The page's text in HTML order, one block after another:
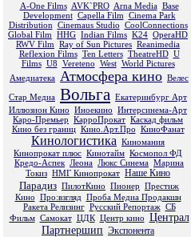
2 июля 2026
Мементо
13 августа 2026
Влюбись в меня, если
осмелишься
A-One Films AVK`PRO Arna Media Base
Development Capella Film Cinema Park
Distribution Cinemaus Studio CoolConnections
Global Film HHG Indian Films K24 OperaHD
RWV Film Ray of Sun Pictures Reanimedia
Reflexion Films Ten Letters TheatreHD U
Films U8 Vereteno West World Pictures
Амедиатека Атмосфера кино Велес
Стар Медиа Вольга Екатеринбург Арт
Иллюзион Кино Иноекино Интерсинема-Арт
Каро-Премьер КарроПрокат Каскад фильм
Кино без границ Кино.Арт.Про КиноФанат
Кинологистика Киномания
Кинопрокат плюс Кинотайм Космопол ФД
Кредо-Аспек Леона Люкс Синема Марина
Токиз НМГ Кинопрокат Наше Кино
Парадиз ПилотКино Пионер Престиж
Кино Про:взгляд Проба Медиа Продакшн
Ракета Релизинг Русский Репортаж СБ
Фильм Самокат ЦДК Центр кино Централ
Партнершип Экспонента